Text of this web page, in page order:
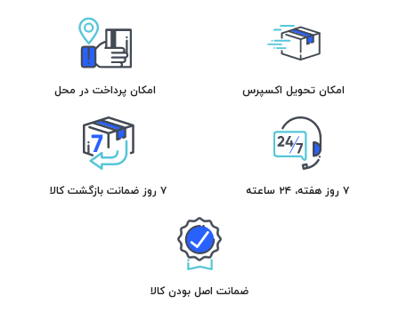
امکان تحویل اکسپرس امکان پرداخت در محل
۷ روز هفته، ۲۴ ساعته ۷ روز ضمانت بازگشت کالا
ضمانت اصل بودن کالا